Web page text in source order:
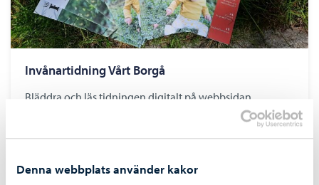
Denna webbplats använder kakor
Invånartidning Vårt Borgå
Bläddra och läs tidningen digitalt på webbsidan.